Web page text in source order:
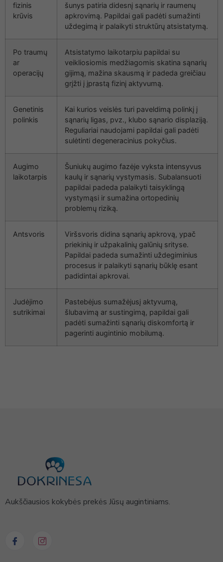
fizinis
krūvis
šunys patiria didesnį sąnarių ir raumenų
apkrovimą. Papildai gali padėti sumažinti
uždegimą ir palaikyti struktūrų atsistatymą.
Po traumų
ar
operacijų
Atsistatymo laikotarpiu papildai su
veikliosiomis medžiagomis skatina sąnarių
gijimą, mažina skausmą ir padeda greičiau
grįžti į įprastą fizinį aktyvumą.
Genetinis
polinkis
Kai kurios veislės turi paveldimą polinkį į
sąnarių ligas, pvz., klubo sąnario displaziją.
Reguliariai naudojami papildai gali padėti
sulėtinti degeneracinius pokyčius.
Augimo
laikotarpis
Šuniukų augimo fazėje vyksta intensyvus
kaulų ir sąnarių vystymasis. Subalansuoti
papildai padeda palaikyti taisyklingą
vystymąsi ir sumažina ortopedinių
problemų riziką.
Antsvoris
Viršsvoris didina sąnarių apkrovą, ypač
priekinių ir užpakalinių galūnių srityse.
Papildai padeda sumažinti uždegiminius
procesus ir palaikyti sąnarių būklę esant
padidintai apkrovai.
Judėjimo
sutrikimai
Pastebėjus sumažėjusį aktyvumą,
šlubavimą ar sustingimą, papildai gali
padėti sumažinti sąnarių diskomfortą ir
pagerinti augintinio mobilumą.
Aukščiausios kokybės prekės Jūsų augintiniams.